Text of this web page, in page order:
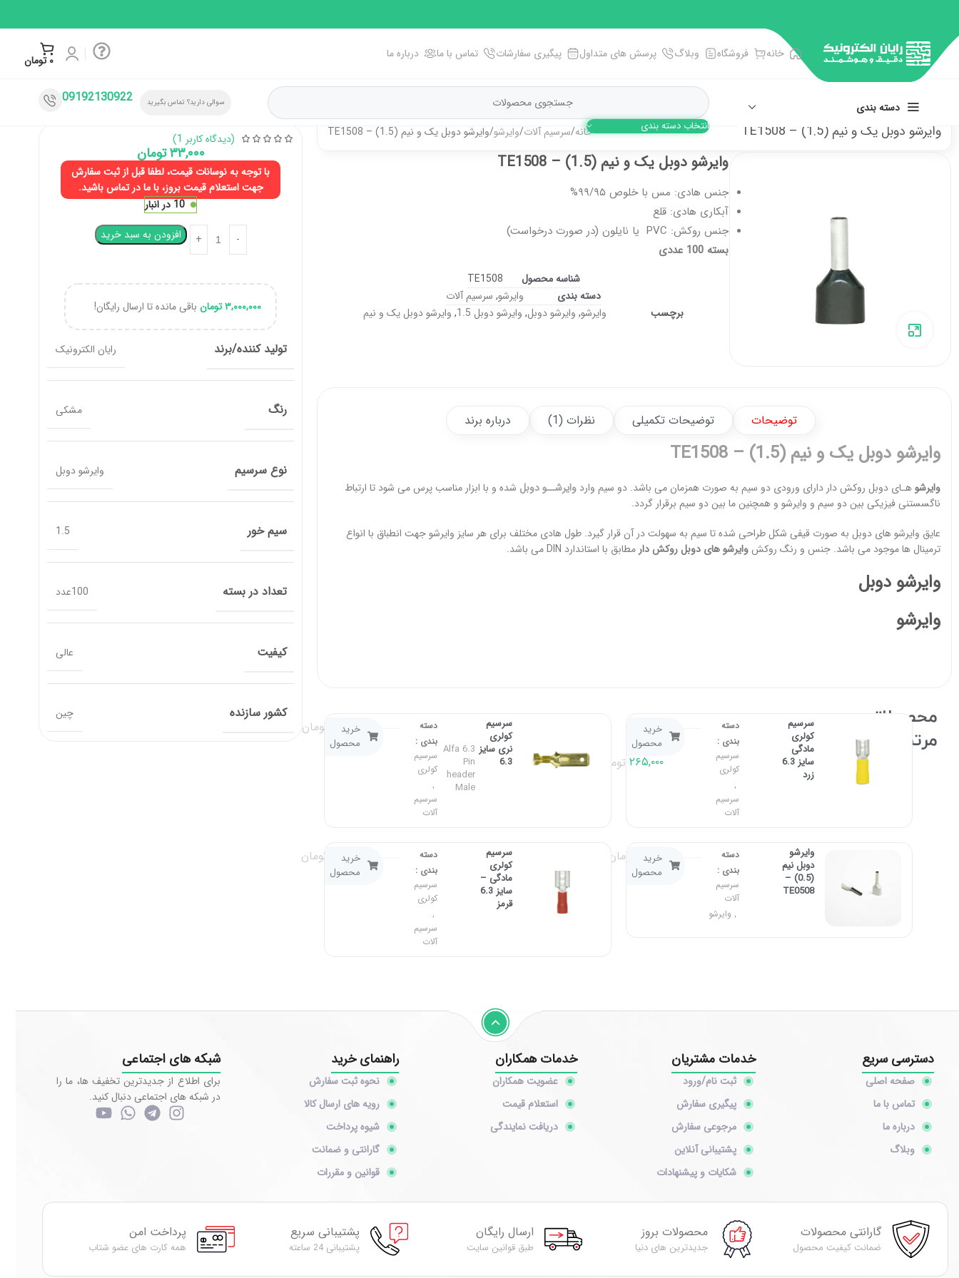
خانه فروشگاه وبلاگ پرسش های متداول پیگیری سفارشات تماس با ما درباره ما ۰ تومان
دسته بندی
انتخاب دسته بندی
سوالی دارید؟ تماس بگیرید 09192130922
وایرشو دوبل یک و نیم (1.5) – TE1508 خانه سرسیم آلات وایرشو وایرشو دوبل یک و نیم (1.5) – TE1508
وایرشو دوبل یک و نیم (1.5) – TE1508
جنس هادی: مس با خلوص ۹۹/۹۵%
آبکاری هادی: قلع
جنس روکش: PVC یا نایلون (در صورت درخواست)
بسته 100 عددی
شناسه محصول
TE1508
دسته بندی
وایرشو, سرسیم آلات
برچسب
وایرشو, وایرشو دوبل, وایرشو دوبل 1.5 , وایرشو دوبل یک و نیم
توضیحات توضیحات تکمیلی نظرات (1) درباره برند
وایرشو دوبل یک و نیم (1.5) – TE1508
وایرشوهـای دوبل روکش دار دارای ورودی دو سیم به صورت همزمان می باشد. دو سیم وارد وایرشــو دوبل شده و با ابزار مناسب پرس می شود تا ارتباط
ناگسستنی فیزیکی بین دو سیم و وایرشو و همچنین ما بین دو سیم برقرار گردد.
عایق وایرشو های دوبل به صورت قیفی شکل طراحی شده تا سیم به سهولت در آن قرار گیرد. طول هادی مختلف برای هر سایز وایرشو جهت انطباق با انواع
ترمینال ها موجود می باشد. جنس و رنگ روکش وایرشو های دوبل روکش دار مطابق با استاندارد DIN می باشد.
وایرشو دوبل
وایرشو
محصولاتـــــ
مرتبطـ
سرسیم
کولری
مادگی
سایز 6.3
زرد
دسته
بندی :
سرسیم
کولری
,
سرسیم
آلات
۲۶۵,۰۰۰ تومان
بسته
خرید
محصول
سرسیم
کولری
نری سایز
6.3
Alfa 6.3
Pin
header
Male
دسته
بندی :
سرسیم
کولری
,
سرسیم
آلات
۴۹۰,۰۰۰ تومان
خرید
محصول
وایرشو
دوبل نیم
(0.5) –
TE0508
دسته
بندی :
سرسیم
آلات
, وایرشو
۲۰,۰۰۰ تومان
خرید
محصول
سرسیم
کولری
مادگی –
سایز 6.3
قرمز
دسته
بندی :
سرسیم
کولری
,
سرسیم
آلات
۱۴۵,۰۰۰ تومان
خرید
محصول
(دیدگاه کاربر 1
)
۳۳,۰۰۰تومان
با توجه به نوسانات قیمت، لطفا قبل از ثبت سفارش
جهت استعلام قیمت بروز، با ما در تماس باشید.
10 در انبار
افزودن به سبد خرید
۳,۰۰۰,۰۰۰تومان باقی مانده تا ارسال رایگان!
تولید کننده/برند رایان الکترونیک
رنگ مشکی
نوع سرسیم وایرشو دوبل
سیم خور 1.5
تعداد در بسته 100عدد
کیفیت عالی
کشور سازنده چین
دسترسی سریع
صفحه اصلی
تماس با ما
درباره ما
وبلاگ
خدمات مشتریان
ثبت نام/ورود
پیگیری سفارش
مرجوعی سفارش
پشتیبانی آنلاین
شکایات و پیشنهادات
خدمات همکاران
عضویت همکاران
استعلام قیمت
دریافت نمایندگی
راهنمای خرید
نحوه ثبت سفارش
رویه های ارسال کالا
شیوه پرداخت
گارانتی و ضمانت
قوانین و مقررات
شبکه های اجتماعی
برای اطلاع از جدیدترین تخفیف ها، ما را
در شبکه های اجتماعی دنبال کنید.
گارانتی محصولات
ضمانت کیفیت محصول
محصولات بروز
جدیدترین های دنیا
ارسال رایگان
طبق قوانین سایت
پشتیبانی سریع
پشتیبانی 24 ساعته
پرداخت امن
همه کارت های عضو شتاب